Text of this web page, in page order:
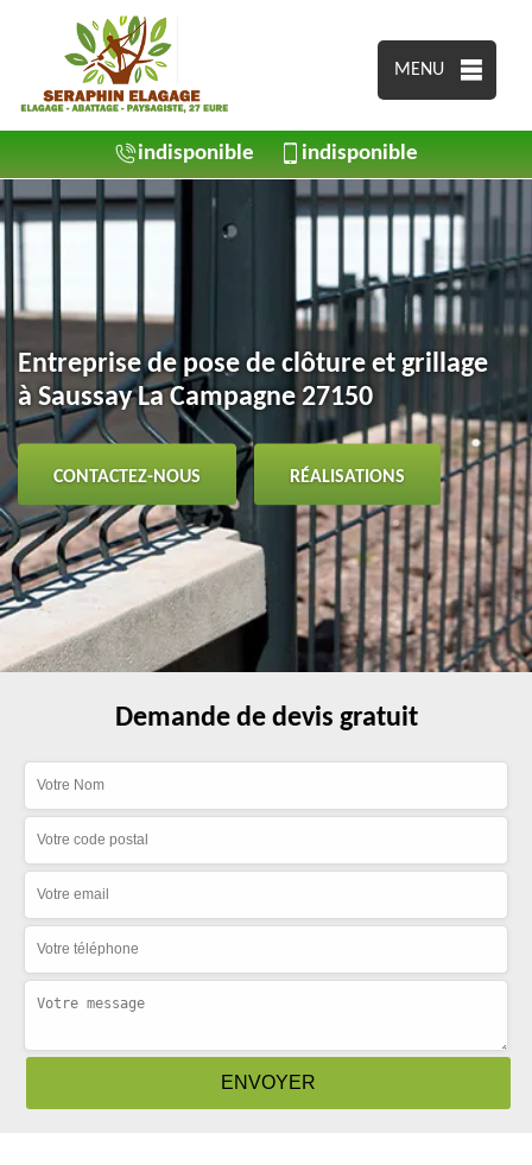
MENU
indisponible indisponible
Entreprise de pose de clôture et grillage
à Saussay La Campagne 27150
CONTACTEZ-NOUS RÉALISATIONS
Demande de devis gratuit